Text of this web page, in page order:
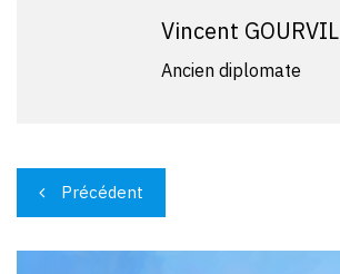
Vincent GOURVIL
Ancien diplomate
Navigation
de
l’article
Précédent